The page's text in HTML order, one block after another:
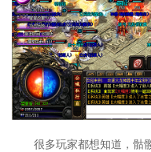
很多玩家都想知道，骷